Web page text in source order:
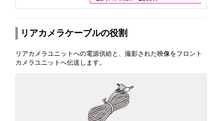
リアカメラケーブルの役割
リアカメラユニットへの電源供給と、撮影された映像をフロント
カメラユニットへ伝送します。